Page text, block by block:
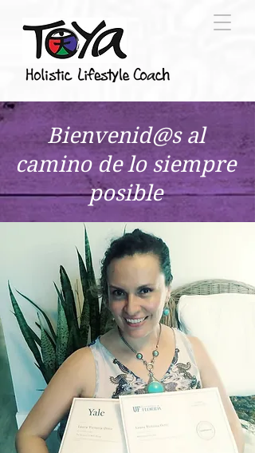
Bienvenid@s al
camino de lo siempre
posible